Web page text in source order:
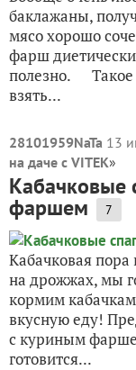
баклажаны,
мясо хорошо
фарш
полезно. Такое
взять...
28101959NaTa 13
на даче с VITEK»
Кабачковые
фаршем 7
Кабачковая пора
на дрожжах, мы
кормим
вкусную еду!
с куриным
готовится...